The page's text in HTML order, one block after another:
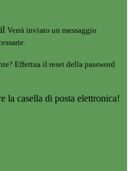
Verrà inviato un messaggio
Effettua il reset della password
la casella di posta elettronica!